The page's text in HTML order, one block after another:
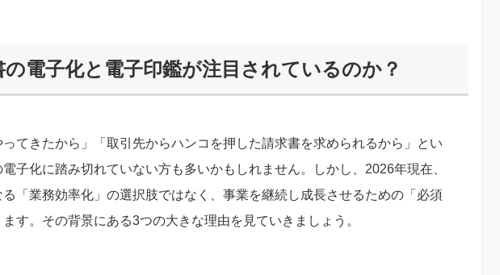
電子化と電子印鑑が注目されているのか？
ってきたから」「取引先からハンコを押した請求書を求められるから」とい
子化に踏み切れていない方も多いかもしれません。しかし、2026年現在、
「業務効率化」の選択肢ではなく、事業を継続し成長させるための「必須
す。その背景にある3つの大きな理由を見ていきましょう。